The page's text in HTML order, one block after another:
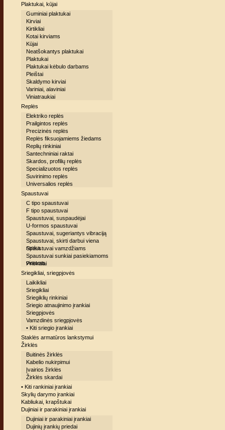
Plaktukai, kūjai
Guminiai plaktukai
Kirviai
Kirtikliai
Kotai kirviams
Kūjai
Neatšokantys plaktukai
Plaktukai
Plaktukai kėbulo darbams
Pleištai
Skaldymo kirviai
Variniai, alaviniai
Viniatraukiai
Replės
Elektriko replės
Prailgintos replės
Precizinės replės
Replės fiksuojamiems žiedams
Replių rinkiniai
Santechniniai raktai
Skardos, profilių replės
Specializuotos replės
Suvirinimo replės
Universalios replės
Spaustuvai
C tipo spaustuvai
F tipo spaustuvai
Spaustuvai, suspaudėjai
U-formos spaustuvai
Spaustuvai, sugeriantys vibraciją
Spaustuvai, skirti darbui viena
ranka
Spaustuvai vamzdžiams
Spaustuvai sunkiai pasiekiamoms
vietoms
Priekalai
Sriegikliai, sriegpjovės
Laikikliai
Sriegikliai
Sriegiklių rinkiniai
Sriegio atnaujinimo įrankiai
Sriegpjovės
Vamzdinės sriegpjovės
• Kiti sriegio įrankiai
Staklės armatūros lankstymui
Žirklės
Buitinės žirklės
Kabelio nukirpimui
Įvairios žirklės
Žirklės skardai
• Kiti rankiniai įrankiai
Skylių darymo įrankiai
Kabliukai, krapštukai
Dujiniai ir parakiniai įrankiai
Dujiniai ir parakiniai įrankiai
Dujinių įrankių priedai